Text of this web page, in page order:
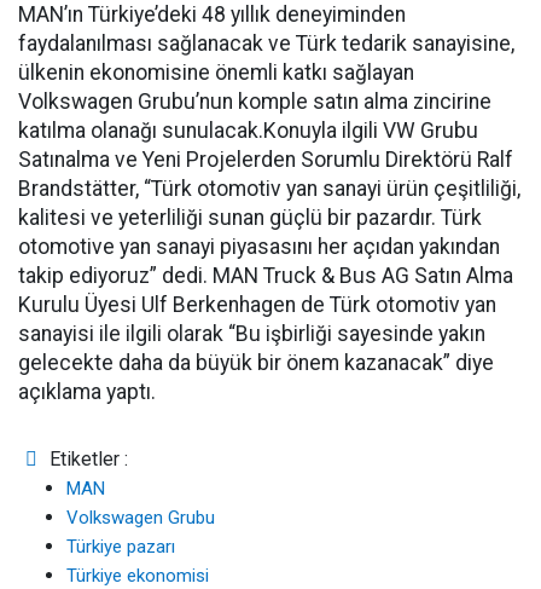
MAN’ın Türkiye’deki 48 yıllık deneyiminden
faydalanılması sağlanacak ve Türk tedarik sanayisine,
ülkenin ekonomisine önemli katkı sağlayan
Volkswagen Grubu’nun komple satın alma zincirine
katılma olanağı sunulacak.Konuyla ilgili VW Grubu
Satınalma ve Yeni Projelerden Sorumlu Direktörü Ralf
Brandstätter, “Türk otomotiv yan sanayi ürün çeşitliliği,
kalitesi ve yeterliliği sunan güçlü bir pazardır. Türk
otomotive yan sanayi piyasasını her açıdan yakından
takip ediyoruz” dedi. MAN Truck & Bus AG Satın Alma
Kurulu Üyesi Ulf Berkenhagen de Türk otomotiv yan
sanayisi ile ilgili olarak “Bu işbirliği sayesinde yakın
gelecekte daha da büyük bir önem kazanacak” diye
açıklama yaptı.
Etiketler :
MAN
Volkswagen Grubu
Türkiye pazarı
Türkiye ekonomisi